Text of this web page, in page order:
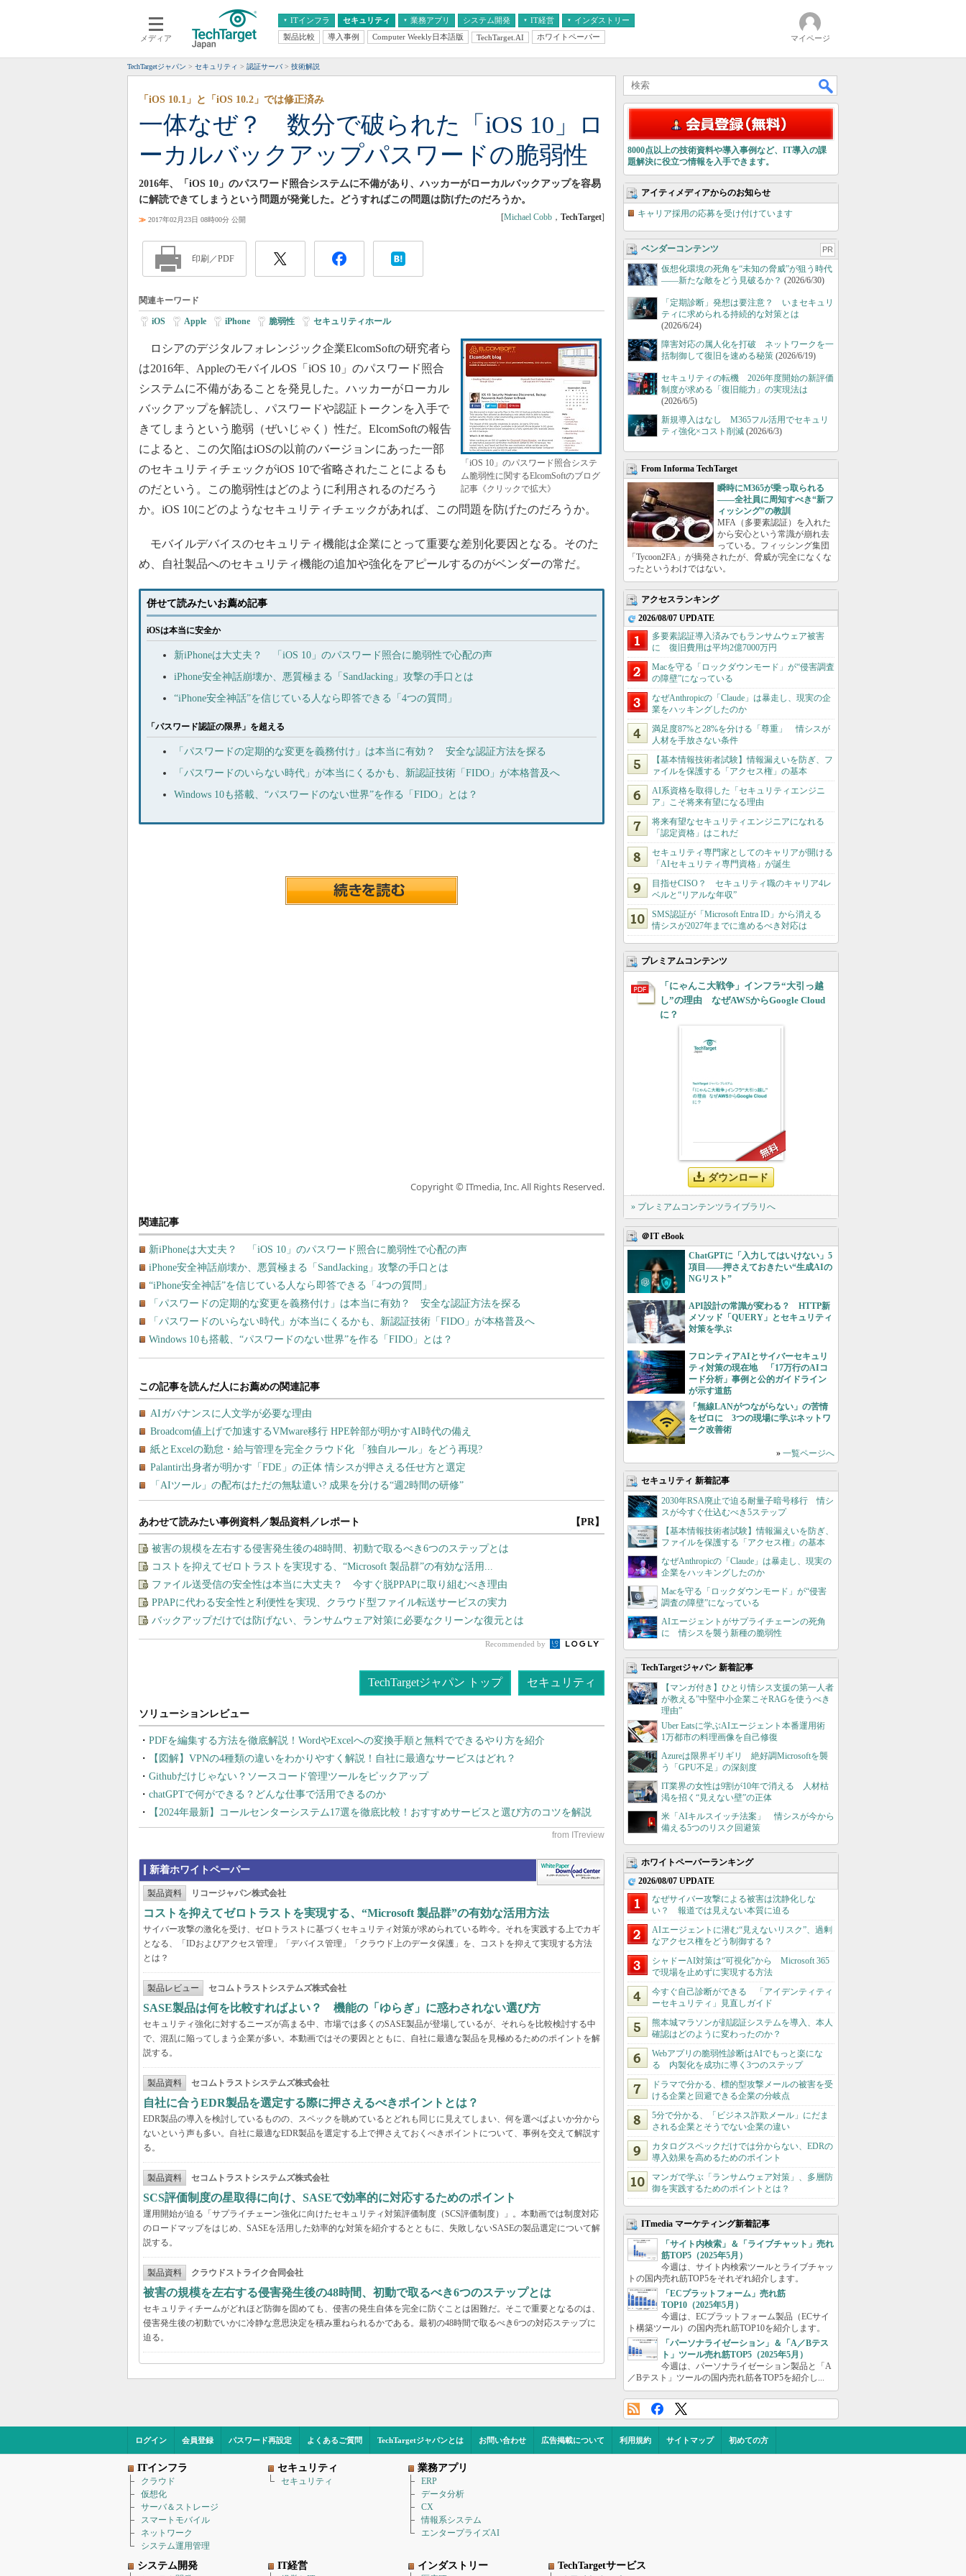
メディア
ITインフラ
クラウド
スマートモバイル
ネットワーク
システム運用管理
セキュリティ 業務アプリ
エンタープライズAI
ERP
CX
情報系システム
システム開発 IT経営
経営とIT
インダストリー
医療IT
製品比較 導入事例 Computer Weekly日本語版 TechTarget.AI ホワイトペーパー マイページ
TechTargetジャパン セキュリティ 認証サーバ 技術解説
一体なぜ？ 数分で破られた「iOS 10」ロ
ーカルバックアップパスワードの脆弱性
「iOS 10.1」と「iOS 10.2」では修正済み
2016年、「iOS 10」のパスワード照合システムに不備があり、ハッカーがローカルバックアップを容易
に解読できてしまうという問題が発覚した。どうすればこの問題は防げたのだろうか。
≫ 2017年02月23日 08時00分 公開 [Michael Cobb ， TechTarget]
印刷／PDF
関連キーワード
iOS Apple iPhone 脆弱性 セキュリティホール
「iOS 10」のパスワード照合システ
ム脆弱性に関するElcomSoftのブログ
記事《クリックで拡大》
ロシアのデジタルフォレンジック企業ElcomSoftの研究者ら
は2016年、AppleのモバイルOS「iOS 10」のパスワード照合
システムに不備があることを発見した。ハッカーがローカル
バックアップを解読し、パスワードや認証トークンを入手で
きてしまうという脆弱（ぜいじゃく）性だ。ElcomSoftの報告
によると、この欠陥はiOSの以前のバージョンにあった一部
のセキュリティチェックがiOS 10で省略されたことによるも
のだという。この脆弱性はどのように利用されるのだろう
か。iOS 10にどのようなセキュリティチェックがあれば、この問題を防げたのだろうか。
モバイルデバイスのセキュリティ機能は企業にとって重要な差別化要因となる。そのた
め、自社製品へのセキュリティ機能の追加や強化をアピールするのがベンダーの常だ。
併せて読みたいお薦め記事
iOSは本当に安全か
新iPhoneは大丈夫？ 「iOS 10」のパスワード照合に脆弱性で心配の声
iPhone安全神話崩壊か、悪質極まる「SandJacking」攻撃の手口とは
“iPhone安全神話”を信じている人なら即答できる「4つの質問」
「パスワード認証の限界」を超える
「パスワードの定期的な変更を義務付け」は本当に有効？ 安全な認証方法を探る
「パスワードのいらない時代」が本当にくるかも、新認証技術「FIDO」が本格普及へ
Windows 10も搭載、“パスワードのない世界”を作る「FIDO」とは？
Copyright © ITmedia, Inc. All Rights Reserved.
関連記事
新iPhoneは大丈夫？ 「iOS 10」のパスワード照合に脆弱性で心配の声
iPhone安全神話崩壊か、悪質極まる「SandJacking」攻撃の手口とは
“iPhone安全神話”を信じている人なら即答できる「4つの質問」
「パスワードの定期的な変更を義務付け」は本当に有効？ 安全な認証方法を探る
「パスワードのいらない時代」が本当にくるかも、新認証技術「FIDO」が本格普及へ
Windows 10も搭載、“パスワードのない世界”を作る「FIDO」とは？
あわせて読みたい事例資料／製品資料／レポート 【PR】
被害の規模を左右する侵害発生後の48時間、初動で取るべき6つのステップとは
コストを抑えてゼロトラストを実現する、“Microsoft 製品群”の有効な活用...
ファイル送受信の安全性は本当に大丈夫？ 今すぐ脱PPAPに取り組むべき理由
PPAPに代わる安全性と利便性を実現、クラウド型ファイル転送サービスの実力
バックアップだけでは防げない、ランサムウェア対策に必要なクリーンな復元とは
Recommended by
TechTargetジャパン トップ セキュリティ
PDFを編集する方法を徹底解説！WordやExcelへの変換手順と無料でできるやり方を紹介
【図解】VPNの4種類の違いをわかりやすく解説！自社に最適なサービスはどれ？
Githubだけじゃない？ソースコード管理ツールをピックアップ
chatGPTで何ができる？どんな仕事で活用できるのか
【2024年最新】コールセンターシステム17選を徹底比較！おすすめサービスと選び方のコツを解説
新着ホワイトペーパー
製品資料 リコージャパン株式会社
コストを抑えてゼロトラストを実現する、“Microsoft 製品群”の有効な活用方法
サイバー攻撃の激化を受け、ゼロトラストに基づくセキュリティ対策が求められている昨今。それを実践する上でカギ
となる、「IDおよびアクセス管理」「デバイス管理」「クラウド上のデータ保護」を、コストを抑えて実現する方法
とは？
製品レビュー セコムトラストシステムズ株式会社
SASE製品は何を比較すればよい？ 機能の「ゆらぎ」に惑わされない選び方
セキュリティ強化に対するニーズが高まる中、市場では多くのSASE製品が登場しているが、それらを比較検討する中
で、混乱に陥ってしまう企業が多い。本動画ではその要因とともに、自社に最適な製品を見極めるためのポイントを解
説する。
製品資料 セコムトラストシステムズ株式会社
自社に合うEDR製品を選定する際に押さえるべきポイントとは？
EDR製品の導入を検討しているものの、スペックを眺めているとどれも同じに見えてしまい、何を選べばよいか分から
ないという声も多い。自社に最適なEDR製品を選定する上で押さえておくべきポイントについて、事例を交えて解説す
る。
製品資料 セコムトラストシステムズ株式会社
SCS評価制度の星取得に向け、SASEで効率的に対応するためのポイント
運用開始が迫る「サプライチェーン強化に向けたセキュリティ対策評価制度（SCS評価制度）」。本動画では制度対応
のロードマップをはじめ、SASEを活用した効率的な対策を紹介するとともに、失敗しないSASEの製品選定について解
説する。
製品資料 クラウドストライク合同会社
被害の規模を左右する侵害発生後の48時間、初動で取るべき6つのステップとは
セキュリティチームがどれほど防御を固めても、侵害の発生自体を完全に防ぐことは困難だ。そこで重要となるのは、
侵害発生後の初動でいかに冷静な意思決定を積み重ねられるかである。最初の48時間で取るべき6つの対応ステップに
迫る。
8000点以上の技術資料や導入事例など、IT導入の課
題解決に役立つ情報を入手できます。
アイティメディアからのお知らせ
キャリア採用の応募を受け付けています
ベンダーコンテンツ PR
仮想化環境の死角を“未知の脅威”が狙う時代
――新たな敵をどう見破るか？ (2026/6/30)
「定期診断」発想は要注意？ いまセキュリ
ティに求められる持続的な対策とは
(2026/6/24)
障害対応の属人化を打破 ネットワークを一
括制御して復旧を速める秘策 (2026/6/19)
セキュリティの転機 2026年度開始の新評価
制度が求める「復旧能力」の実現法は
(2026/6/5)
新規導入はなし M365フル活用でセキュリ
ティ強化×コスト削減 (2026/6/3)
From Informa TechTarget
瞬時にM365が乗っ取られる
――全社員に周知すべき“新フ
ィッシング”の教訓
MFA（多要素認証）を入れた
から安心という常識が崩れ去
っている。フィッシング集団
「Tycoon2FA」が摘発されたが、脅威が完全になくな
ったというわけではない。
アクセスランキング
2026/08/07 UPDATE
多要素認証導入済みでもランサムウェア被害
に 復旧費用は平均2億7000万円
Macを守る「ロックダウンモード」が“侵害調査
の障壁”になっている
なぜAnthropicの「Claude」は暴走し、現実の企
業をハッキングしたのか
満足度87%と28%を分ける「尊重」 情シスが
人材を手放さない条件
【基本情報技術者試験】情報漏えいを防ぎ、フ
ァイルを保護する「アクセス権」の基本
AI系資格を取得した「セキュリティエンジニ
ア」こそ将来有望になる理由
将来有望なセキュリティエンジニアになれる
「認定資格」はこれだ
セキュリティ専門家としてのキャリアが開ける
「AIセキュリティ専門資格」が誕生
目指せCISO？ セキュリティ職のキャリア4レ
ベルと“リアルな年収”
SMS認証が「Microsoft Entra ID」から消える
情シスが2027年までに進めるべき対応は
プレミアムコンテンツ
「にゃんこ大戦争」インフラ“大引っ越
し”の理由 なぜAWSからGoogle Cloud
に？
ダウンロード
» プレミアムコンテンツライブラリへ
＠IT eBook
ChatGPTに「入力してはいけない」5
項目――押さえておきたい“生成AIの
NGリスト”
API設計の常識が変わる？ HTTP新
メソッド「QUERY」とセキュリティ
対策を学ぶ
フロンティアAIとサイバーセキュリ
ティ対策の現在地 「17万行のAIコ
ード分析」事例と公的ガイドライン
が示す道筋
「無線LANがつながらない」の苦情
をゼロに 3つの現場に学ぶネットワ
ーク改善術
» 一覧ページへ
セキュリティ 新着記事
2030年RSA廃止で迫る耐量子暗号移行 情シ
スが今すぐ仕込むべき5ステップ
【基本情報技術者試験】情報漏えいを防ぎ、
ファイルを保護する「アクセス権」の基本
なぜAnthropicの「Claude」は暴走し、現実の
企業をハッキングしたのか
Macを守る「ロックダウンモード」が“侵害
調査の障壁”になっている
AIエージェントがサプライチェーンの死角
に 情シスを襲う新種の脆弱性
TechTargetジャパン 新着記事
【マンガ付き】ひとり情シス支援の第一人者
が教える”中堅中小企業こそRAGを使うべき
理由”
Uber Eatsに学ぶAIエージェント本番運用術
1万都市の料理画像を自己修復
Azureは限界ギリギリ 絶好調Microsoftを襲
う「GPU不足」の深刻度
IT業界の女性は9割が10年で消える 人材枯
渇を招く“見えない壁”の正体
米「AIキルスイッチ法案」 情シスが今から
備える5つのリスク回避策
ホワイトペーパーランキング
2026/08/07 UPDATE
なぜサイバー攻撃による被害は沈静化しな
い？ 報道では見えない本質に迫る
AIエージェントに潜む“見えないリスク”、過剰
なアクセス権をどう制御する？
シャドーAI対策は“可視化”から Microsoft 365
で現場を止めずに実現する方法
今すぐ自己診断ができる 「アイデンティティ
ーセキュリティ」見直しガイド
熊本城マラソンが顔認証システムを導入、本人
確認はどのように変わったのか？
Webアプリの脆弱性診断はAIでもっと楽にな
る 内製化を成功に導く3つのステップ
ドラマで分かる、標的型攻撃メールの被害を受
ける企業と回避できる企業の分岐点
5分で分かる、「ビジネス詐欺メール」にだま
される企業とそうでない企業の違い
カタログスペックだけでは分からない、EDRの
導入効果を高めるためのポイント
マンガで学ぶ「ランサムウェア対策」、多層防
御を実践するためのポイントとは？
ITmedia マーケティング新着記事
「サイト内検索」＆「ライブチャット」売れ
筋TOP5（2025年5月）
今週は、サイト内検索ツールとライブチャッ
トの国内売れ筋TOP5をそれぞれ紹介します。
「ECプラットフォーム」売れ筋
TOP10（2025年5月）
今週は、ECプラットフォーム製品（ECサイ
ト構築ツール）の国内売れ筋TOP10を紹介します。
「パーソナライゼーション」＆「A／Bテス
ト」ツール売れ筋TOP5（2025年5月）
今週は、パーソナライゼーション製品と「A
／Bテスト」ツールの国内売れ筋各TOP5を紹介し...
ログイン 会員登録 パスワード再設定 よくあるご質問 TechTargetジャパンとは お問い合わせ 広告掲載について 利用規約 サイトマップ 初めての方
ITインフラ
クラウド
仮想化
サーバ＆ストレージ
スマートモバイル
ネットワーク
システム運用管理
セキュリティ
セキュリティ
業務アプリ
ERP
データ分析
CX
情報系システム
エンタープライズAI
システム開発 IT経営 インダストリー TechTargetサービス